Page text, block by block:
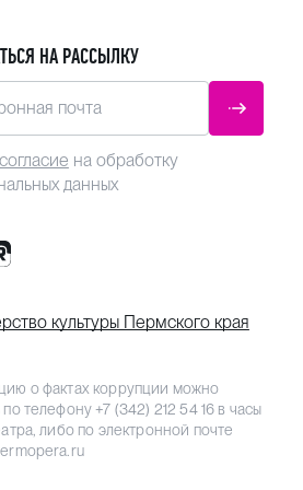
НА РАССЫЛКУ
почта
согласие на обработку
данных
VK
в одноклассниках
Rutube
культуры Пермского края
о фактах коррупции можно
по телефону+7 (342) 212 54 16 в часы
либо по электронной почте